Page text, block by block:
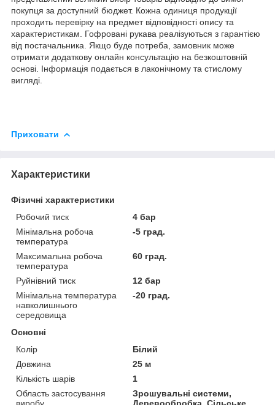
покупця за доступний бюджет. Кожна одиниця продукції
проходить перевірку на предмет відповідності опису та
характеристикам. Гофровані рукава реалізуються з гарантією
від постачальника. Якщо буде потреба, замовник може
отримати додаткову онлайн консультацію на безкоштовній
основі. Інформація подається в лаконічному та стислому
вигляді.
Приховати
Характеристики
Фізичні характеристики
Робочий тиск
4 бар
Мінімальна робоча
температура
-5 град.
Максимальна робоча
температура
60 град.
Руйнівний тиск
12 бар
Мінімальна температура
навколишнього
середовища
-20 град.
Основні
Колір
Білий
Довжина
25 м
Кількість шарів
1
Область застосування
виробу
Зрошувальні системи,
Деревообробка, Сільське